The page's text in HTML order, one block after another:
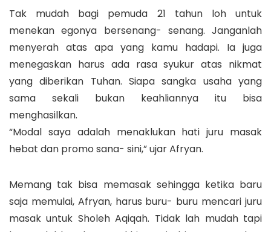
Tak mudah bagi pemuda 21 tahun loh untuk
menekan egonya bersenang- senang. Janganlah
menyerah atas apa yang kamu hadapi. Ia juga
menegaskan harus ada rasa syukur atas nikmat
yang diberikan Tuhan. Siapa sangka usaha yang
sama sekali bukan keahliannya itu bisa
menghasilkan.
“Modal saya adalah menaklukan hati juru masak
hebat dan promo sana- sini,” ujar Afryan.
Memang tak bisa memasak sehingga ketika baru
saja memulai, Afryan, harus buru- buru mencari juru
masak untuk Sholeh Aqiqah. Tidak lah mudah tapi